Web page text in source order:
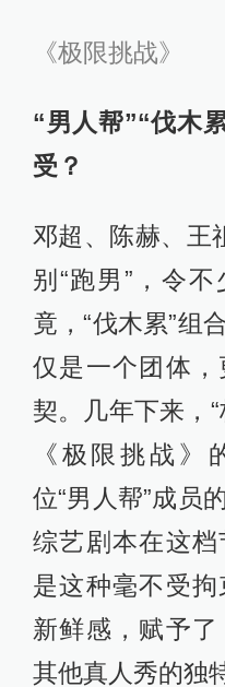
《极限挑战》
“男人帮”“伐木
受？
邓超、陈赫、王
别“跑男”，令
竟，“伐木累”组
仅是一个团体
契。几年下来，
《极限挑战》
位“男人帮”成员
综艺剧本在这
是这种毫不受
新鲜感，赋予
其他真人秀的独